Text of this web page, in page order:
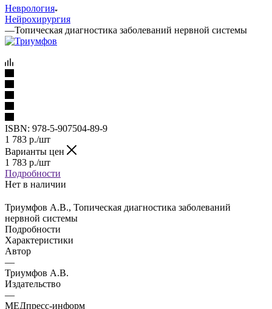
Неврология
Нейрохирургия
—Топическая диагностика заболеваний нервной системы
ISBN: 978-5-907504-89-9
1 783 р./шт
Варианты цен
1 783 р./шт
Подробности
Нет в наличии
Триумфов А.В., Топическая диагностика заболеваний
нервной системы
Подробности
Характеристики
Автор
—
Триумфов А.В.
Издательство
—
МЕДпресс-информ